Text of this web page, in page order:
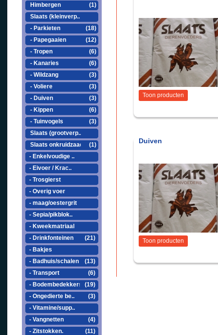
Himbergen
(1)
Slaats (kleinverp..
- Parkieten
(18)
- Papegaaien
(12)
- Tropen
(6)
- Kanaries
(6)
- Wildzang
(3)
- Voliere
(3)
- Duiven
(3)
- Kippen
(6)
- Tuinvogels
(3)
Slaats (grootverp..
Slaats onkruidzaad
(1)
- Enkelvoudige ..
- Eivoer / Krac..
- Trosgierst
- Overig voer
- maag/oestergrit
- Sepia/pikblok..
- Kweekmatriaal
- Drinkfonteinen
(21)
- Bakjes
- Badhuis/schalen
(13)
- Transport
(6)
- Bodembedekkers
(19)
- Ongedierte be..
(3)
- Vitamine/supp..
- Vangnetten
(4)
- Zitstokken.
(11)
Toon producten
Duiven
Toon producten